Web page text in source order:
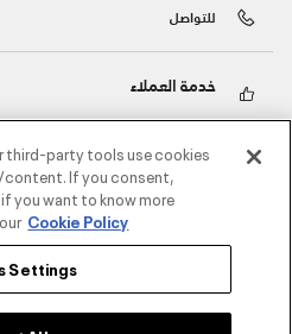
للتواصل
خدمة العملاء
حول أندر آرمر
أندر آرمر على الشبكات الاجتماعية
third-party tools use cookies
content. If you consent,
you want to know more
Cookie Policy
Settings